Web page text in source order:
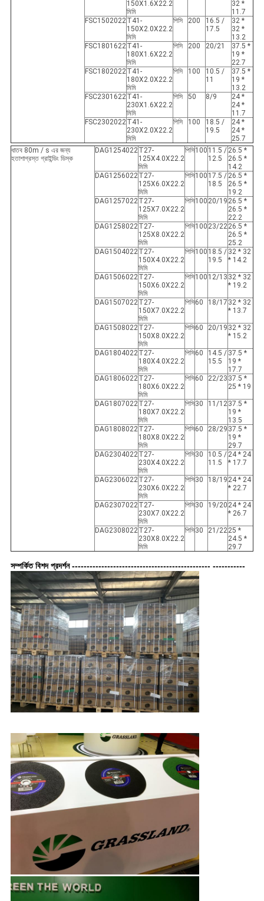
150X1.6X22.2
মিমি
32 *
11.7
FSC1502022T41-
150X2.0X22.2
মিমি
পিসি 200
16.5 /
17.5
32 *
32 *
13.2
FSC1801622T41-
180X1.6X22.2
মিমি
পিসি 200 20/21
37.5 *
19 *
22.7
FSC1802022T41-
180X2.0X22.2
মিমি
পিসি 100
10.5 /
11
37.5 *
19 *
13.2
FSC2301622T41-
230X1.6X22.2
মিমি
পিসি 50 8/9
24 *
24 *
11.7
FSC2302022T41-
230X2.0X22.2
মিমি
পিসি 100
18.5 /
19.5
24 *
24 *
25.7
ধাতব 80m / s এর জন্য
হতাশাগ্রস্ত গ্রাইন্ডিং ডিস্ক
DAG1254022T27-
125X4.0X22.2
মিমি
পিসি100 11.5 /
12.5
26.5 *
26.5 *
14.2
DAG1256022T27-
125X6.0X22.2
মিমি
পিসি100 17.5 /
18.5
26.5 *
26.5 *
19.2
DAG1257022T27-
125X7.0X22.2
মিমি
পিসি100 20/19 26.5 *
26.5 *
22.2
DAG1258022T27-
125X8.0X22.2
মিমি
পিসি100 23/2226.5 *
26.5 *
25.2
DAG1504022T27-
150X4.0X22.2
মিমি
পিসি100 18.5 /
19.5
32 * 32
* 14.2
DAG1506022T27-
150X6.0X22.2
মিমি
পিসি100 12/13 32 * 32
* 19.2
DAG1507022T27-
150X7.0X22.2
মিমি
পিসি60 18/17 32 * 32
* 13.7
DAG1508022T27-
150X8.0X22.2
মিমি
পিসি60 20/19 32 * 32
* 15.2
DAG1804022T27-
180X4.0X22.2
মিমি
পিসি60
14.5 /
15.5
37.5 *
19 *
17.7
DAG1806022T27-
180X6.0X22.2
মিমি
পিসি60 22/23 37.5 *
25 * 19
DAG1807022T27-
180X7.0X22.2
মিমি
পিসি30 11/1237.5 *
19 *
13.5
DAG1808022T27-
180X8.0X22.2
মিমি
পিসি60 28/29 37.5 *
19 *
29.7
DAG2304022T27-
230X4.0X22.2
মিমি
পিসি30
10.5 /
11.5
24 * 24
* 17.7
DAG2306022T27-
230X6.0X22.2
মিমি
পিসি30 18/19 24 * 24
* 22.7
DAG2307022T27-
230X7.0X22.2
মিমি
পিসি30 19/20 24 * 24
* 26.7
DAG2308022T27-
230X8.0X22.2
মিমি
পিসি30 21/2225 *
24.5 *
29.7
সম্পর্কিত বিশদ প্রদর্শন ----------------------------------------------- -----------